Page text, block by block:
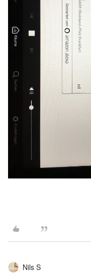
Nils S